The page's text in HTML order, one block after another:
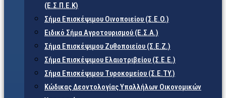
(Ε.Σ.Π.Ε.Κ)
Σήμα Επισκέψιμου Οινοποιείου (Σ.Ε.Ο.)
Ειδικό Σήμα Αγροτουρισμού (Ε.Σ.Α.)
Σήμα Επισκέψιμου Ζυθοποιείου (Σ.Ε.Ζ.)
Σήμα Επισκέψιμου Ελαιοτριβείου (Σ.Ε.Ε.)
Σήμα Επισκέψιμου Τυροκομείου (Σ.Ε.TY.)
Κώδικας Δεοντολογίας Υπαλλήλων Οικονομικών